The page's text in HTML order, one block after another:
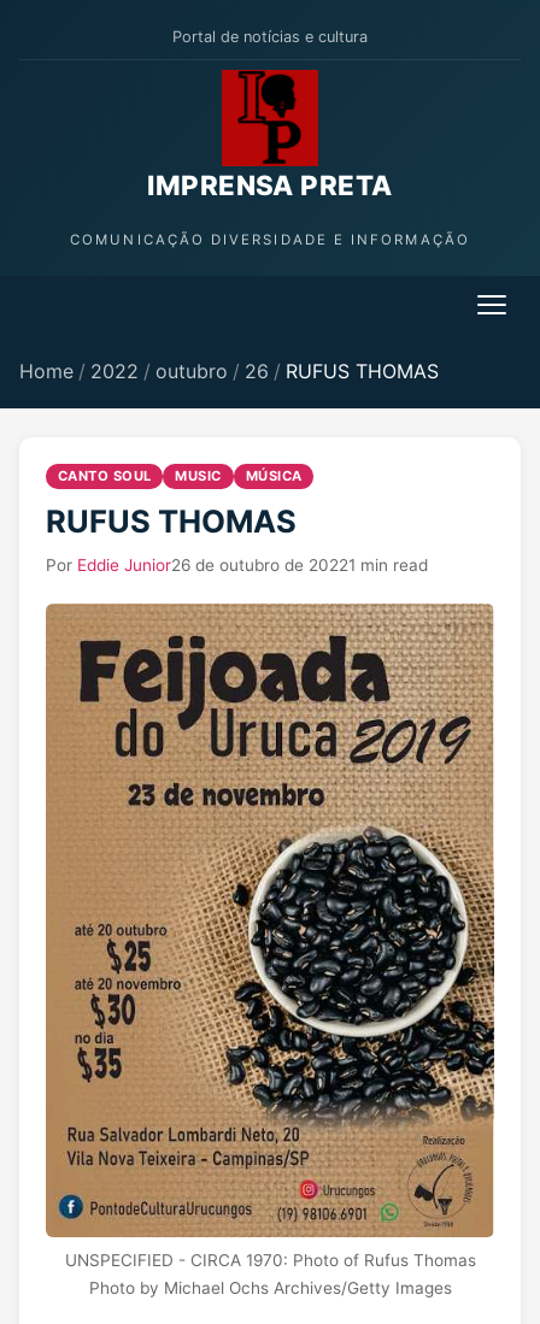
Portal de notícias e cultura
IMPRENSA PRETA
COMUNICAÇÃO DIVERSIDADE E INFORMAÇÃO
Home / 2022 / outubro / 26 / RUFUS THOMAS
CANTO SOUL MUSIC MÚSICA
RUFUS THOMAS
Por Eddie Junior26 de outubro de 20221 min read
UNSPECIFIED - CIRCA 1970: Photo of Rufus Thomas
Photo by Michael Ochs Archives/Getty Images